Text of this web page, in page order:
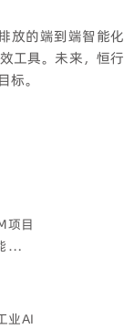
放的端到端智能化
工具。未来，恒行
。
项目
导
业AI